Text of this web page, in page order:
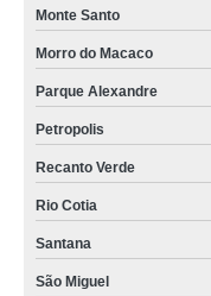
Monte Santo
Morro do Macaco
Parque Alexandre
Petropolis
Recanto Verde
Rio Cotia
Santana
São Miguel